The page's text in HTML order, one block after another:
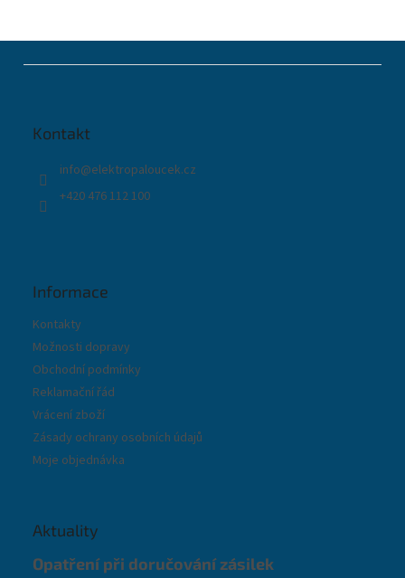
Kontakt
info@elektropaloucek.cz
+420 476 112 100
Informace
Kontakty
Možnosti dopravy
Obchodní podmínky
Reklamační řád
Vrácení zboží
Zásady ochrany osobních údajů
Moje objednávka
Aktuality
Opatření při doručování zásilek